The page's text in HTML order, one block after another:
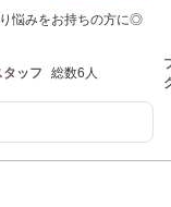
悩みをお持ちの方に◎
タッフ 総数6人